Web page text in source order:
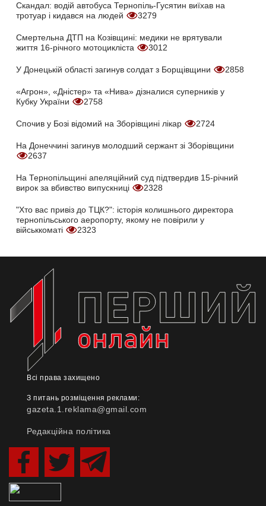
Скандал: водій автобуса Тернопіль-Гусятин виїхав на
тротуар і кидався на людей
3279
Смертельна ДТП на Козівщині: медики не врятували
життя 16-річного мотоцикліста
3012
У Донецькій області загинув солдат з Борщівщини 2858
«Агрон», «Дністер» та «Нива» дізналися суперників у
Кубку України
2758
Спочив у Бозі відомий на Зборівщині лікар 2724
На Донеччині загинув молодший сержант зі Зборівщини
2637
На Тернопільщині апеляційний суд підтвердив 15-річний
вирок за вбивство випускниці
2328
"Хто вас привіз до ТЦК?": історія колишнього директора
тернопільського аеропорту, якому не повірили у
військкоматі
2323
Всі права захищено
З питань розміщення реклами:
gazeta.1.reklama@gmail.com
Редакційна політика